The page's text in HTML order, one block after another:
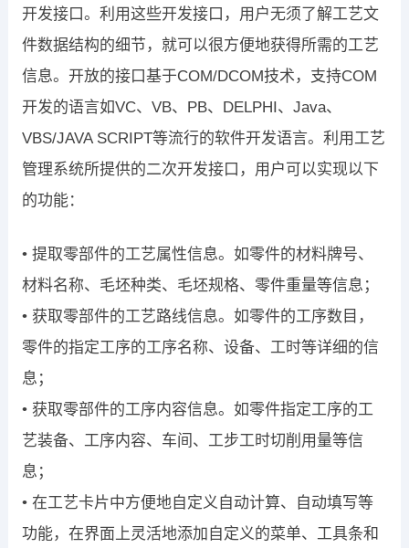
开发接口。利用这些开发接口，用户无须了解工艺文
件数据结构的细节，就可以很方便地获得所需的工艺
信息。开放的接口基于COM/DCOM技术，支持COM
开发的语言如VC、VB、PB、DELPHI、Java、
VBS/JAVA SCRIPT等流行的软件开发语言。利用工艺
管理系统所提供的二次开发接口，用户可以实现以下
的功能：
• 提取零部件的工艺属性信息。如零件的材料牌号、
材料名称、毛坯种类、毛坯规格、零件重量等信息；
• 获取零部件的工艺路线信息。如零件的工序数目，
零件的指定工序的工序名称、设备、工时等详细的信
息；
• 获取零部件的工序内容信息。如零件指定工序的工
艺装备、工序内容、车间、工步工时切削用量等信
息；
• 在工艺卡片中方便地自定义自动计算、自动填写等
功能，在界面上灵活地添加自定义的菜单、工具条和